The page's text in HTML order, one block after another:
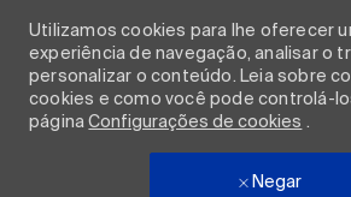
Utilizamos cookies para lhe oferecer
experiência de navegação, analisar o
personalizar o conteúdo. Leia sobre
cookies e como você pode controlá-
páginaConfigurações de cookies .
Negar